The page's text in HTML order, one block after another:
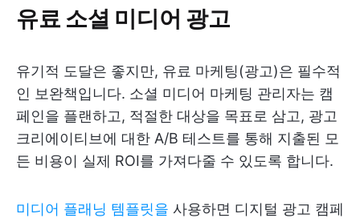
유료 소셜 미디어 광고
유기적 도달은 좋지만, 유료 마케팅(광고)은 필수적
인 보완책입니다. 소셜 미디어 마케팅 관리자는 캠
페인을 플랜하고, 적절한 대상을 목표로 삼고, 광고
크리에이티브에 대한 A/B 테스트를 통해 지출된 모
든 비용이 실제 ROI를 가져다줄 수 있도록 합니다.
미디어 플래닝 템플릿을 사용하면 디지털 광고 캠페